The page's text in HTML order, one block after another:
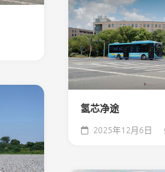
氢芯净途
2025年12月6日